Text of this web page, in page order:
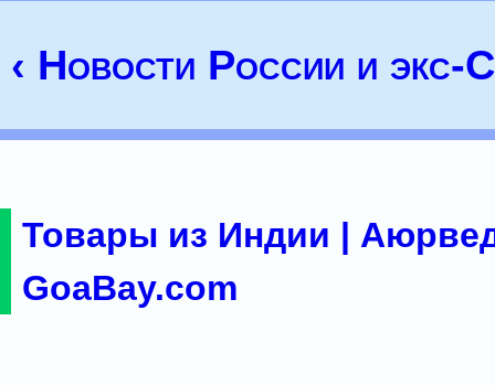
‹ Новости России и
Товары из Индии |
GoaBay.com